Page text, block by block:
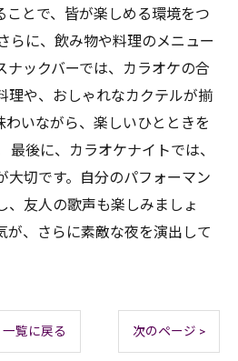
ことで、皆が楽しめる環境をつ
らに、飲み物や料理のメニュー
ナックバーでは、カラオケの合
理や、おしゃれなカクテルが揃
わいながら、楽しいひとときを
最後に、カラオケナイトでは、
大切です。自分のパフォーマン
、友人の歌声も楽しみましょ
が、さらに素敵な夜を演出して
一覧に戻る 次のページ >